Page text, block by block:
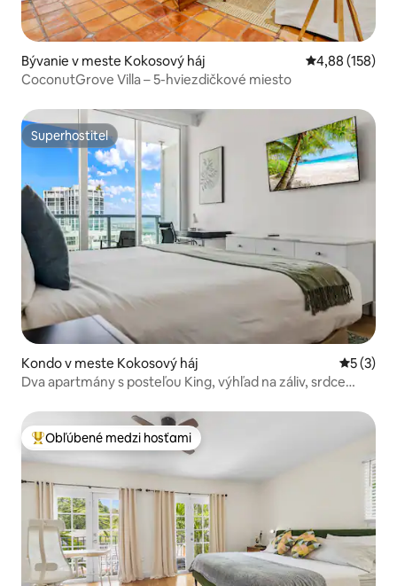
Bývanie v meste Kokosový háj Priemerné
4,88 (158)
CoconutGrove Villa – 5-hviezdičkové miesto
Superhostiteľ
Superhostiteľ
Kondo v meste Kokosový háj
5 (3)
Dva apartmány s posteľou King, výhľad na záliv, srdce
Najobľúbenejšie medzi hosťami
Obľúbené medzi hosťami